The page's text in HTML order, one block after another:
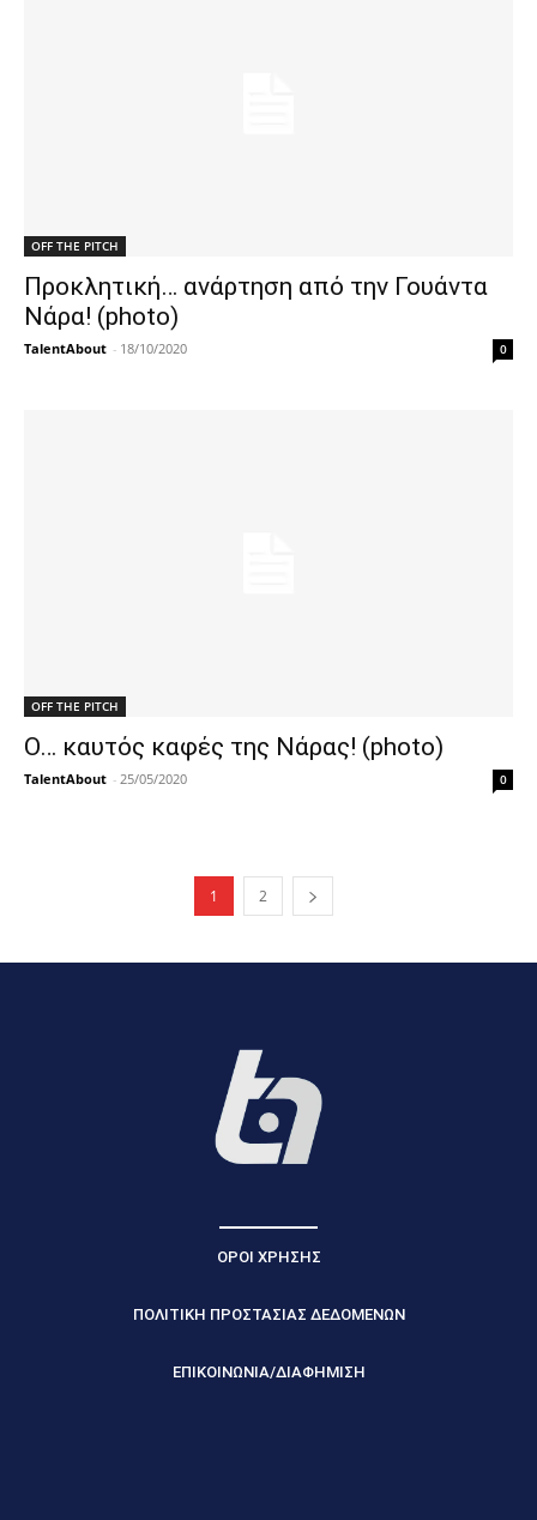
OFF THE PITCH
Προκλητική… ανάρτηση από την Γουάντα
Νάρα! (photo)
TalentAbout - 18/10/2020 0
OFF THE PITCH
Ο… καυτός καφές της Νάρας! (photo)
TalentAbout - 25/05/2020 0
1 2
ΟΡΟΙ ΧΡΗΣΗΣ
ΠΟΛΙΤΙΚΗ ΠΡΟΣΤΑΣΙΑΣ ΔΕΔΟΜΕΝΩΝ
ΕΠΙΚΟΙΝΩΝΙΑ/ΔΙΑΦΗΜΙΣΗ